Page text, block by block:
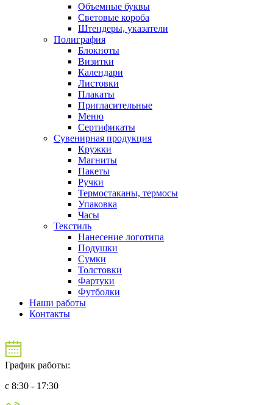
Объемные буквы
Световые короба
Штендеры, указатели
Полиграфия
Блокноты
Визитки
Календари
Листовки
Плакаты
Пригласительные
Меню
Сертификаты
Сувенирная продукция
Кружки
Магниты
Пакеты
Ручки
Термостаканы, термосы
Упаковка
Часы
Текстиль
Нанесение логотипа
Подушки
Сумки
Толстовки
Фартуки
Футболки
Наши работы
Контакты
График работы:
c 8:30 - 17:30